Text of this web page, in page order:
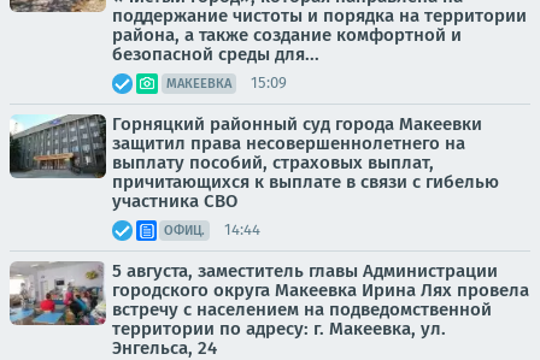
поддержание чистоты и порядка на территории
района, а также создание комфортной и
безопасной среды для...
МАКЕЕВКА 15:09
Горняцкий районный суд города Макеевки
защитил права несовершеннолетнего на
выплату пособий, страховых выплат,
причитающихся к выплате в связи с гибелью
участника СВО
ОФИЦ. 14:44
5 августа, заместитель главы Администрации
городского округа Макеевка Ирина Лях провела
встречу с населением на подведомственной
территории по адресу: г. Макеевка, ул.
Энгельса, 24